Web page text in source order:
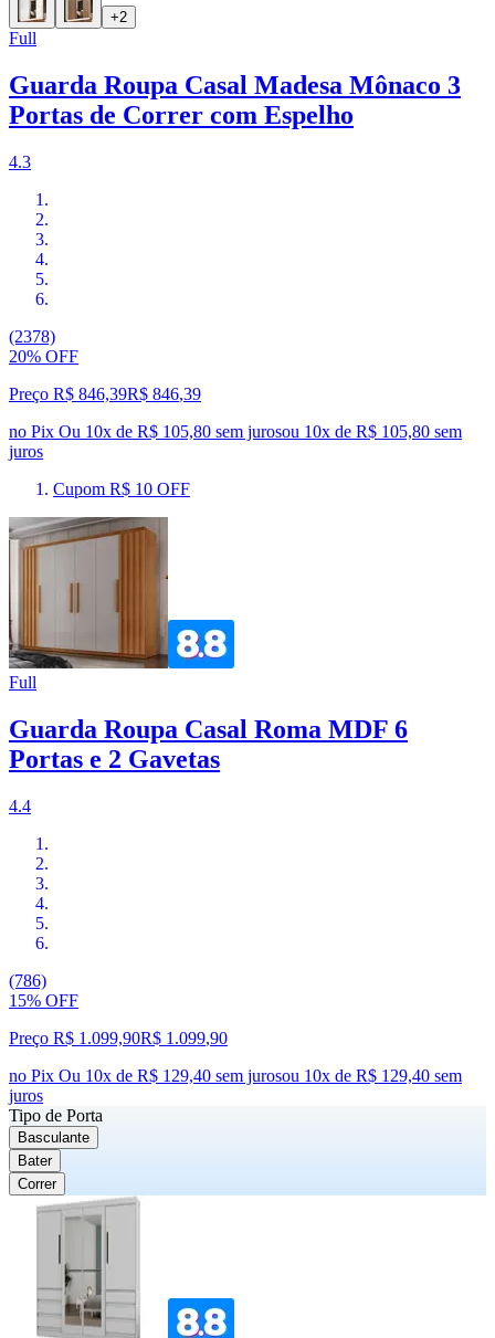
+2
Full
Guarda Roupa Casal Madesa Mônaco 3
Portas de Correr com Espelho
4.3
(2378)
20% OFF
Preço R$ 846,39R$ 846,39
no Pix Ou 10x de R$ 105,80 sem jurosou 10x de R$ 105,80 sem
juros
Cupom R$ 10 OFF
Full
Guarda Roupa Casal Roma MDF 6
Portas e 2 Gavetas
4.4
(786)
15% OFF
Preço R$ 1.099,90R$ 1.099,90
no Pix Ou 10x de R$ 129,40 sem jurosou 10x de R$ 129,40 sem
juros
Tipo de Porta
Basculante
Bater
Correr